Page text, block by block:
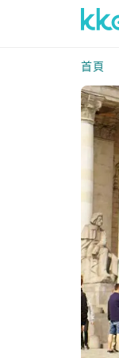
首頁